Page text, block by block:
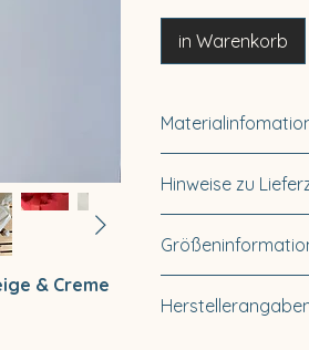
& Creme
in Warenkorb
Füllung:
Hinweise zu
Für
10-14 Tage.
📏35 cm –